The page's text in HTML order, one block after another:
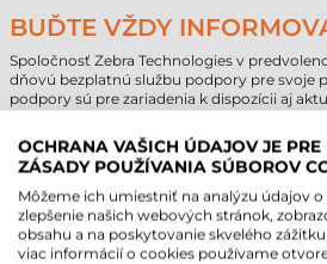
BUĎTE VŽDY
Spoločnosť Zebra Technologies v
dňovú bezplatnú službu podpory pre svoje
podpory sú pre zariadenia k dispozícii aj
Aby Vaše mobilné zariadenia (mobilný
primeranú ochranu a aktualizácie aj po
službu predĺženej záruky Zebra OneCare.
maximalizovať návratnosť investícií na
Pri nákupe mobilného terminálu alebo
uvedomte, že bez ohľadu na operačný
predinštalovaný softvér na správu.
OCHRANA VAŠICH ÚDAJOV JE
ZÁSADY POUŽÍVANIA SÚBOROV
Môžeme ich umiestniť na analýzu údajov
zlepšenie našich webových stránok,
obsahu a na poskytovanie skvelého
viac informácií o cookies používame